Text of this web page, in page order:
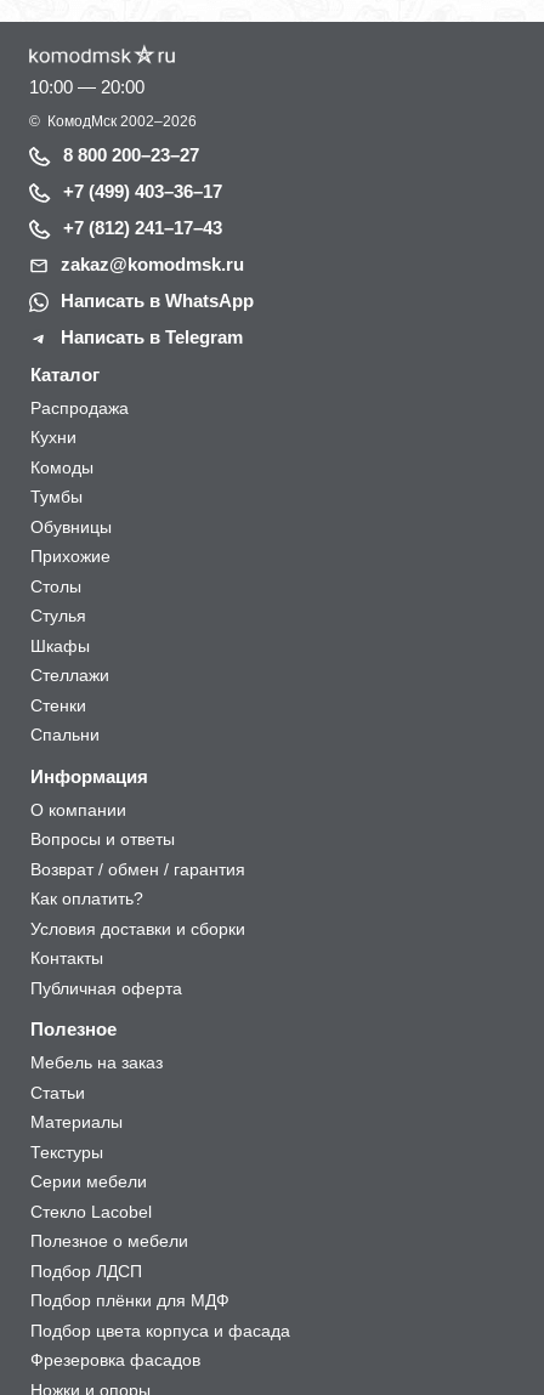
10:00 — 20:00
© КомодМск 2002–2026
8 800 200–23–27
+7 (499) 403–36–17
+7 (812) 241–17–43
zakaz@komodmsk.ru
Написать в WhatsApp
Написать в Telegram
Каталог
Распродажа
Кухни
Комоды
Тумбы
Обувницы
Прихожие
Столы
Стулья
Шкафы
Стеллажи
Стенки
Спальни
Информация
О компании
Вопросы и ответы
Возврат / обмен / гарантия
Как оплатить?
Условия доставки и сборки
Контакты
Публичная оферта
Полезное
Мебель на заказ
Статьи
Материалы
Текстуры
Серии мебели
Стекло Lacobel
Полезное о мебели
Подбор ЛДСП
Подбор плёнки для МДФ
Подбор цвета корпуса и фасада
Фрезеровка фасадов
Ножки и опоры